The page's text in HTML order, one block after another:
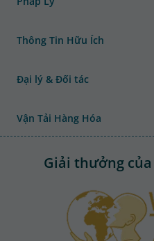
Thông Tin Hữu Ích
Đại lý & Đối tác
Vận Tải Hàng Hóa
Giải thưởng